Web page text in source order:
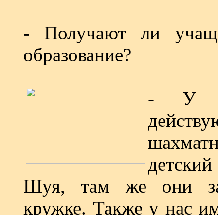
- Получают ли
образование?
- У
Шуя, там же они
кружке. Также у нас